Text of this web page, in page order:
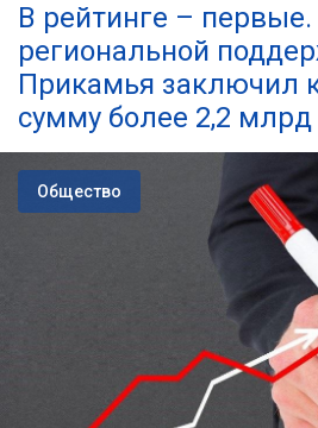
В рейтинге –
региональной
Прикамья заключил
сумму более 2,2 млрд
Общество